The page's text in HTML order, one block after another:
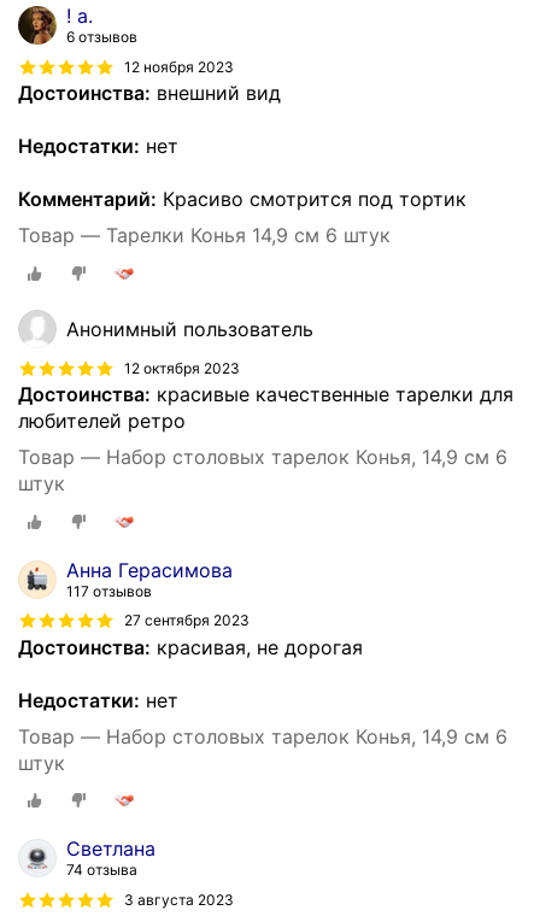
! a.
6 отзывов
12 ноября 2023
Достоинства: внешний вид
Недостатки: нет
Комментарий: Красиво смотрится под тортик
Товар — Тарелки Конья 14,9 см 6 штук
Анонимный пользователь
12 октября 2023
Достоинства: красивые качественные тарелки для
любителей ретро
Товар — Набор столовых тарелок Конья, 14,9 см 6
штук
Анна Герасимова
117 отзывов
27 сентября 2023
Достоинства: красивая, не дорогая
Недостатки: нет
Товар — Набор столовых тарелок Конья, 14,9 см 6
штук
Светлана
74 отзыва
3 августа 2023